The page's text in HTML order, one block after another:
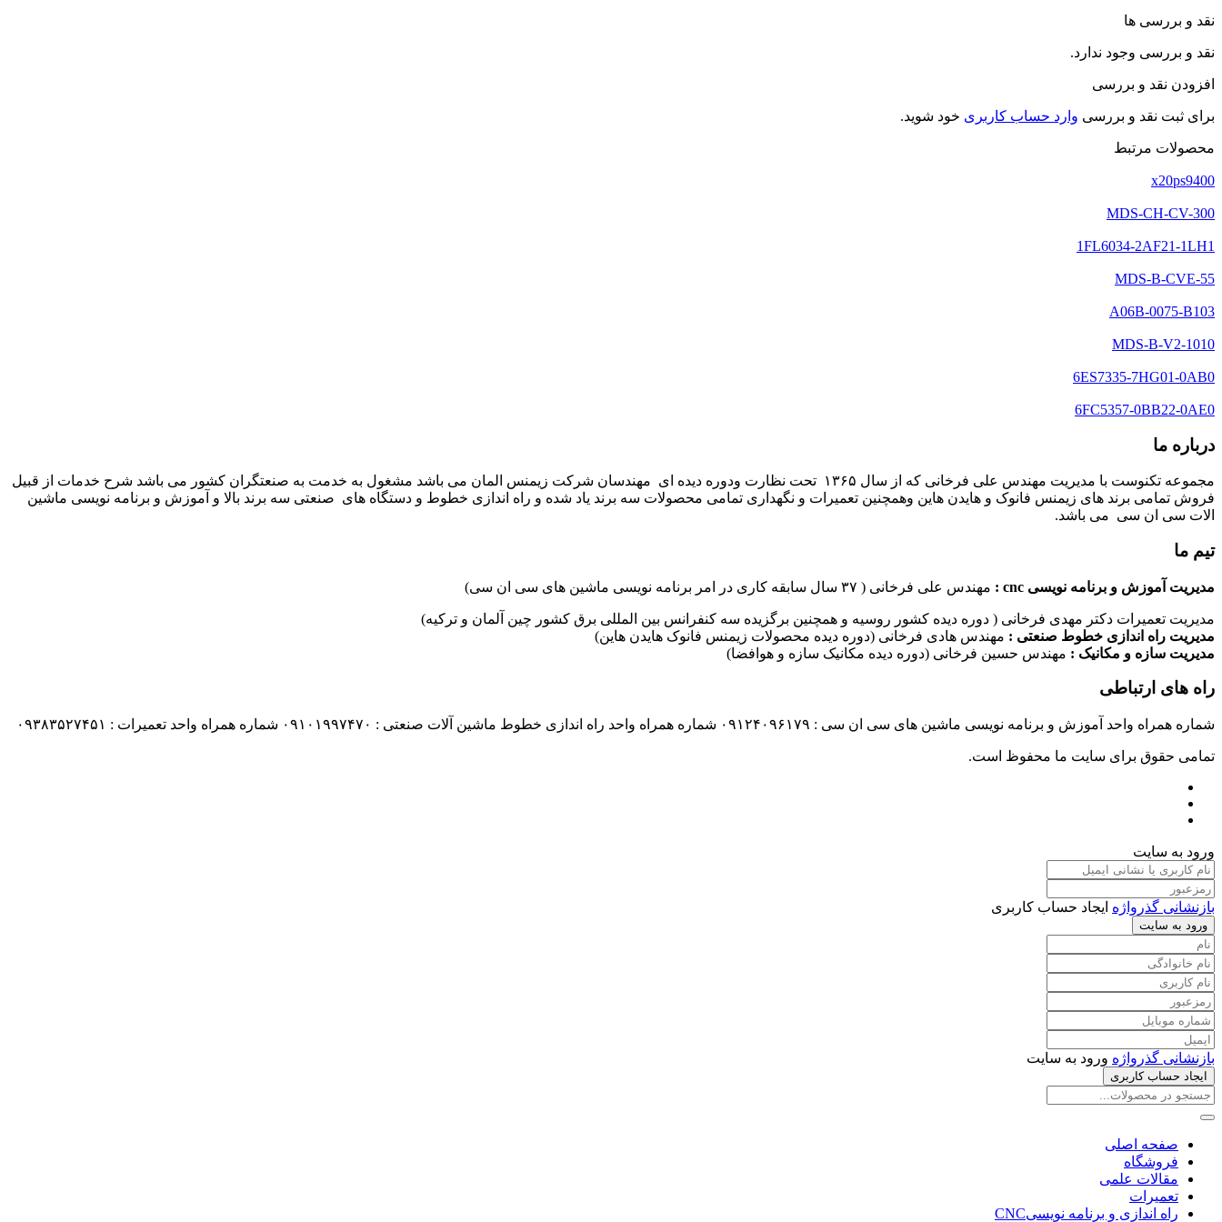
نقد و بررسی ها
نقد و بررسی وجود ندارد.
افزودن نقد و بررسی
برای ثبت نقد و بررسی وارد حساب کاربری خود شوید.
محصولات مرتبط
x20ps9400
MDS-CH-CV-300
1FL6034-2AF21-1LH1
MDS-B-CVE-55
A06B-0075-B103
MDS-B-V2-1010
6ES7335-7HG01-0AB0
6FC5357-0BB22-0AE0
درباره ما
مجموعه تکنوست با مدیریت مهندس علی فرخانی که از سال ۱۳۶۵ تحت نظارت ودوره دیده ای مهندسان شرکت زیمنس المان می باشد مشغول به خدمت به صنعتگران کشور می باشد شرح خدمات از قبیل
فروش تمامی برند های زیمنس فانوک و هایدن هاین وهمچنین تعمیرات و نگهداری تمامی محصولات سه برند یاد شده و راه اندازی خطوط و دستگاه های صنعتی سه برند بالا و آموزش و برنامه نویسی ماشین
الات سی ان سی می باشد.
تیم ما
مدیریت آموزش و برنامه نویسی cnc : مهندس علی فرخانی ( ۳۷ سال سابقه کاری در امر برنامه نویسی ماشین های سی ان سی)
مدیریت تعمیرات دکتر مهدی فرخانی ( دوره دیده کشور روسیه و همچنین برگزیده سه کنفرانس بین المللی برق کشور چین آلمان و ترکیه)
مدیریت راه اندازی خطوط صنعتی : مهندس هادی فرخانی (دوره دیده محصولات زیمنس فانوک هایدن هاین)
مدیریت سازه و مکانیک : مهندس حسین فرخانی (دوره دیده مکانیک سازه و هوافضا)
راه های ارتباطی
شماره همراه واحد آموزش و برنامه نویسی ماشین های سی ان سی : ۰۹۱۲۴۰۹۶۱۷۹ شماره همراه واحد راه اندازی خطوط ماشین آلات صنعتی : ۰۹۱۰۱۹۹۷۴۷۰ شماره همراه واحد تعمیرات : ۰۹۳۸۳۵۲۷۴۵۱
تمامی حقوق برای سایت ما محفوظ است.
ورود به سایت
بازنشانی گذرواژه ایجاد حساب کاربری
ورود به سایت
بازنشانی گذرواژه ورود به سایت
ایجاد حساب کاربری
صفحه اصلی
فروشگاه
مقالات علمی
تعمیرات
راه اندازی و برنامه نویسیCNC